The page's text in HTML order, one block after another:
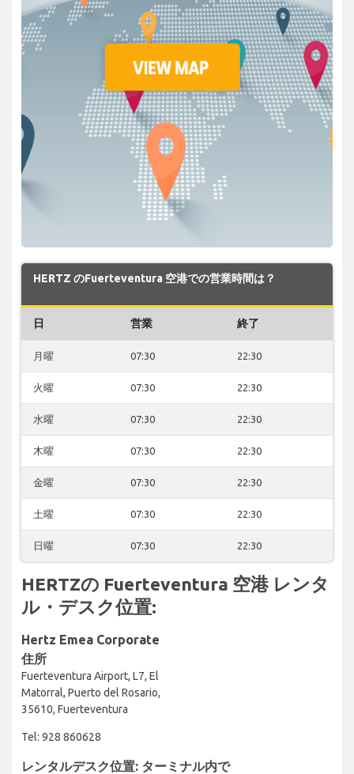
HERTZ のFuerteventura 空港での営業時間は？
日 営業 終了
月曜 07:30 22:30
火曜 07:30 22:30
水曜 07:30 22:30
木曜 07:30 22:30
金曜 07:30 22:30
土曜 07:30 22:30
日曜 07:30 22:30
HERTZの Fuerteventura 空港 レンタ
ル・デスク位置:
Hertz Emea Corporate
住所
Fuerteventura Airport, L7, El
Matorral, Puerto del Rosario,
35610, Fuerteventura
Tel: 928 860628
レンタルデスク位置: ターミナル内で